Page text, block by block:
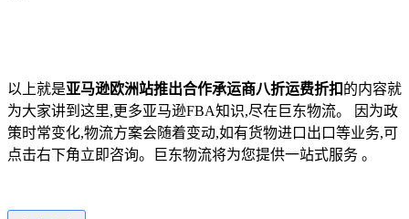
以上就是亚马逊欧洲站推出合作承运商八折运费折扣 的内容就
为大家讲到这里,更多亚马逊FBA知识,尽在巨东物流。 因为政
策时常变化,物流方案会随着变动,如有货物进口出口等业务,可
点击右下角立即咨询。巨东物流将为您提供一站式服务 。